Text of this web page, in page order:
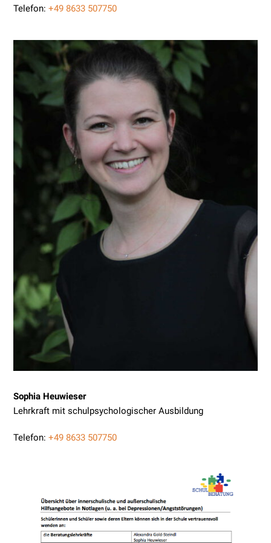
Telefon:+49 8633 507750
Sophia Heuwieser
Lehrkraft mit schulpsychologischer Ausbildung
Telefon:+49 8633 507750